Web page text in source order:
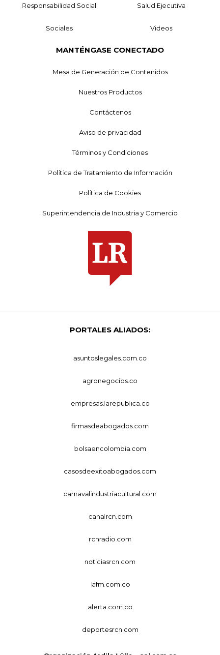
Responsabilidad Social Salud Ejecutiva
Sociales Videos
MANTÉNGASE CONECTADO
Mesa de Generación de Contenidos
Nuestros Productos
Contáctenos
Aviso de privacidad
Términos y Condiciones
Política de Tratamiento de Información
Política de Cookies
Superintendencia de Industria y Comercio
PORTALES ALIADOS:
asuntoslegales.com.co
agronegocios.co
empresas.larepublica.co
firmasdeabogados.com
bolsaencolombia.com
casosdeexitoabogados.com
carnavalindustriacultural.com
canalrcn.com
rcnradio.com
noticiasrcn.com
lafm.com.co
alerta.com.co
deportesrcn.com